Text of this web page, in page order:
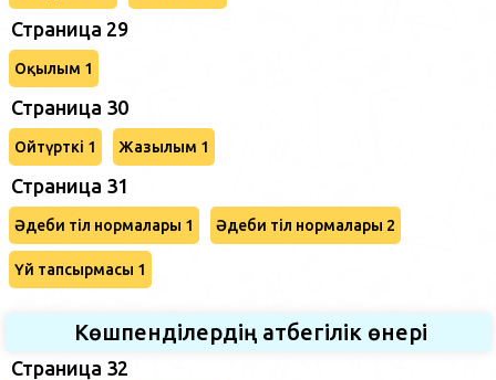
Страница 29
Оқылым 1
Страница 30
Ойтүрткі 1 Жазылым 1
Страница 31
Әдеби тіл нормалары 1 Әдеби тіл нормалары 2
Үй тапсырмасы 1
Көшпенділердің атбегілік өнері
Страница 32